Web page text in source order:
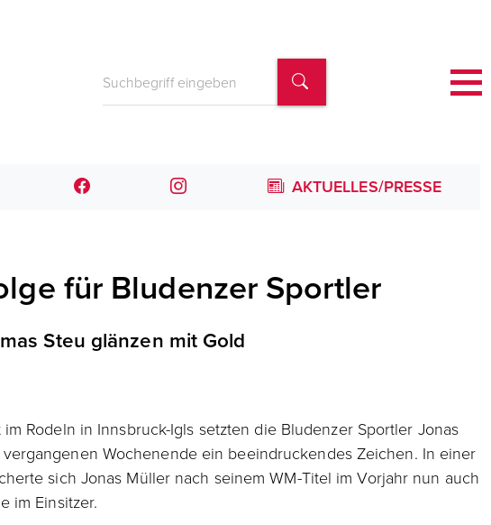
AKTUELLES/PRESSE
für Bludenzer Sportler
Steu glänzen mit Gold
Rodeln in Innsbruck-Igls setzten die Bludenzer Sportler Jonas
Wochenende ein beeindruckendes Zeichen. In einer
sich Jonas Müller nach seinem WM-Titel im Vorjahr nun auch
im Einsitzer.